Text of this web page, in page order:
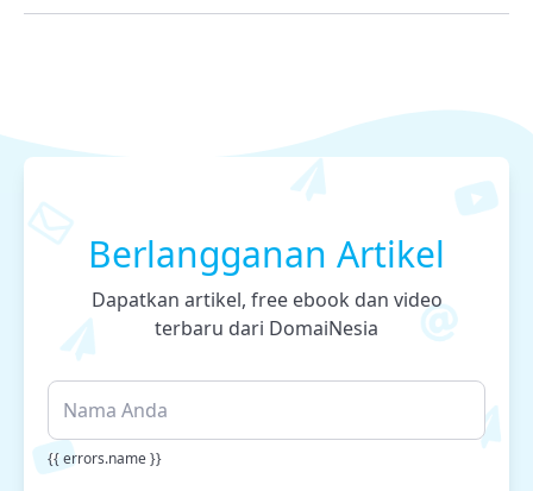
Berlangganan Artikel
Dapatkan artikel, free ebook dan video
terbaru dari DomaiNesia
{{ errors.name }}